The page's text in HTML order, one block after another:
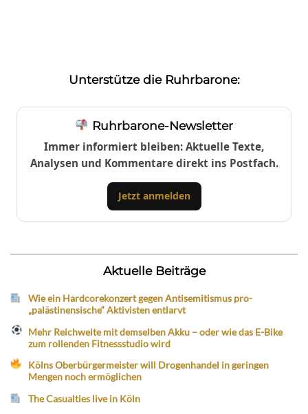
Unterstütze die Ruhrbarone:
Ruhrbarone-Newsletter
Immer informiert bleiben: Aktuelle Texte,
Analysen und Kommentare direkt ins Postfach.
Jetzt anmelden
Aktuelle Beiträge
Wie ein Hardcorekonzert gegen Antisemitismus pro-
„palästinensische“ Aktivisten entlarvt
Mehr Reichweite mit demselben Akku – oder wie das E-Bike
zum rollenden Fitnessstudio wird
Kölns Oberbürgermeister will Drogenhandel in geringen
Mengen noch ermöglichen
The Casualties live in Köln